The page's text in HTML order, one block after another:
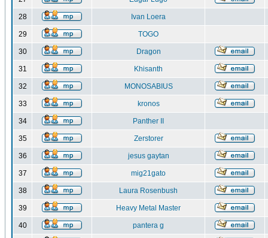
28 Ivan Loera
29 TOGO
30 Dragon
31 Khisanth
32 MONOSABIUS
33 kronos
34 Panther II
35 Zerstorer
36 jesus gaytan
37 mig21gato
38 Laura Rosenbush
39 Heavy Metal Master
40 pantera g